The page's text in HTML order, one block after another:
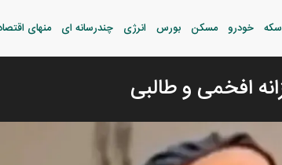
خودرو مسکن بورس انرژی چندرسانه ای منهای
افخمی و طالبی